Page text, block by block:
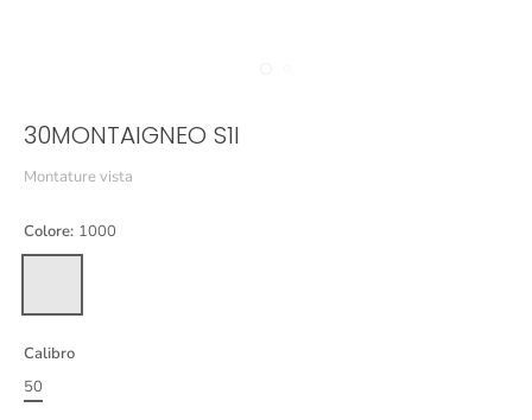
30MONTAIGNEO S1I
Montature vista
Colore: 1000
Calibro
50